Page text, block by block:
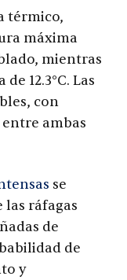
térmico,
máxima
mientras
12.3°C. Las
con
entre ambas
se
las ráfagas
de
de
y